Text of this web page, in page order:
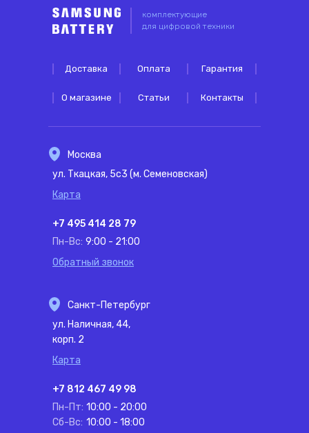
комплектующие
для цифровой техники
Доставка Оплата Гарантия
О магазине Статьи Контакты
Москва
ул. Ткацкая, 5с3 (м. Семеновская)
Карта
+7 495 414 28 79
Пн-Вс: 9:00 - 21:00
Обратный звонок
Санкт-Петербург
ул. Наличная, 44,
корп. 2
Карта
+7 812 467 49 98
Пн-Пт: 10:00 - 20:00
Сб-Вс: 10:00 - 18:00